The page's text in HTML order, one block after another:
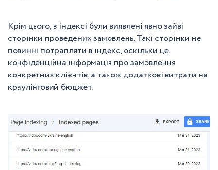
Крім цього, в індексі були виявлені явно зайві
сторінки проведених замовлень. Такі сторінки не
повинні потрапляти в індекс, оскільки це
конфіденційна інформація про замовлення
конкретних клієнтів, а також додаткові витрати на
краулінговий бюджет.